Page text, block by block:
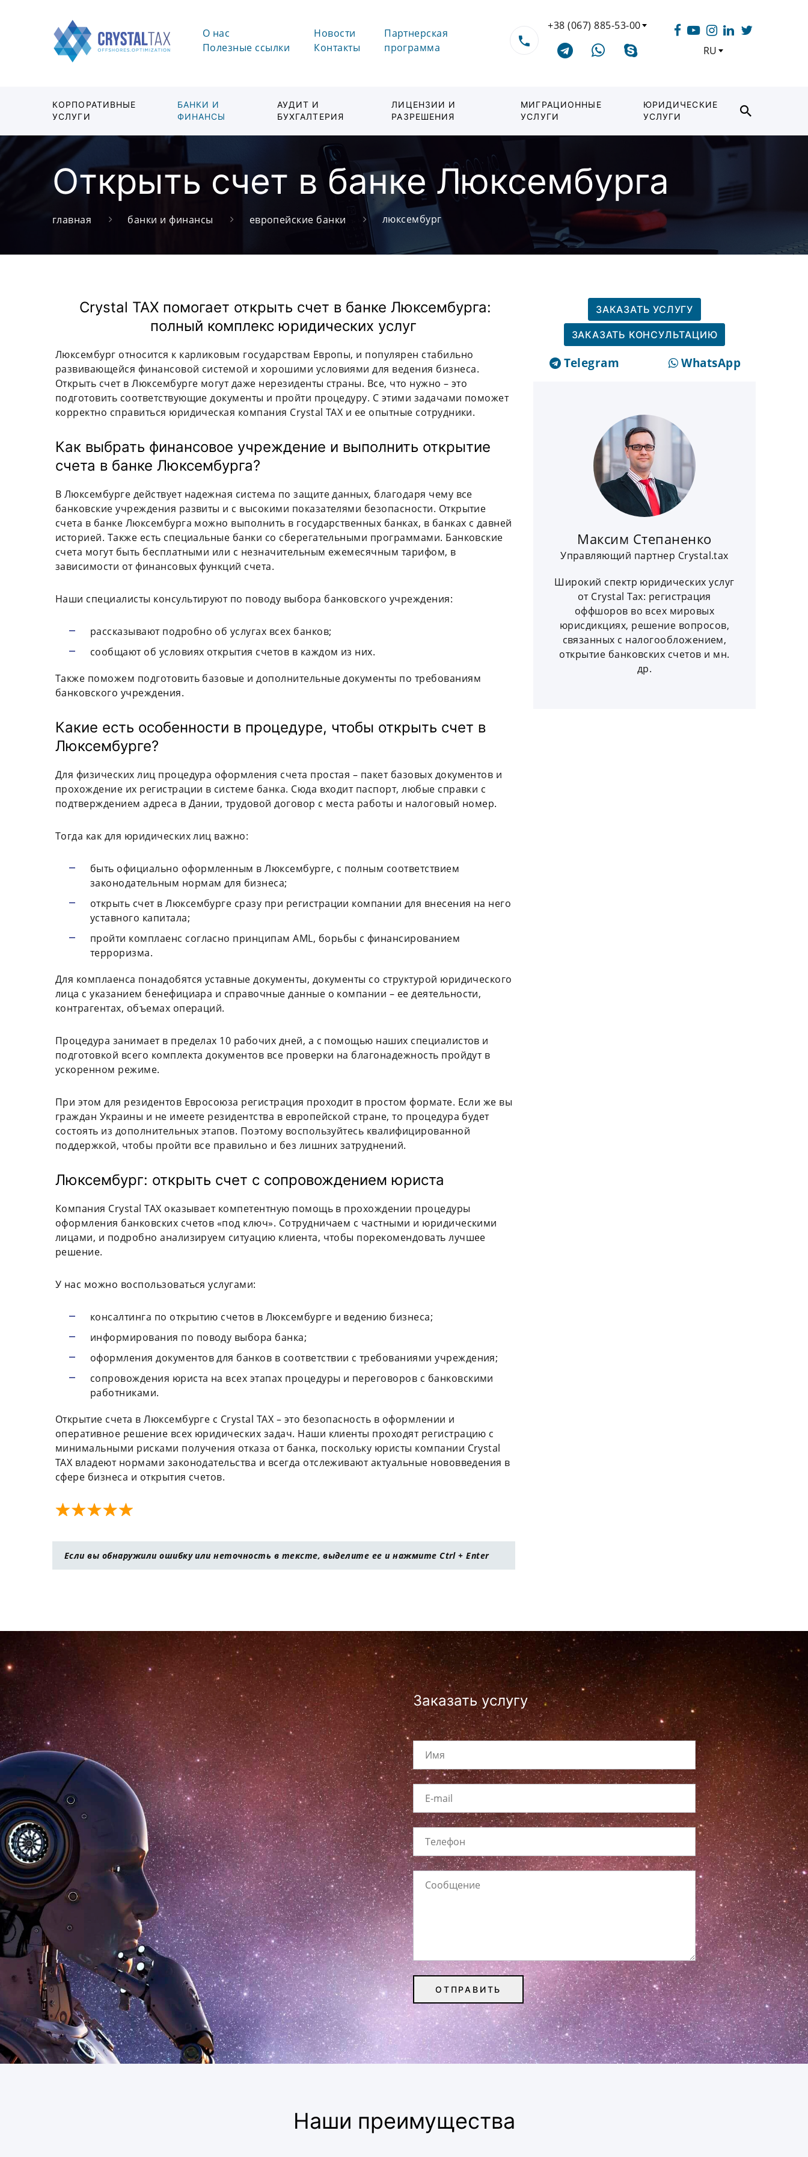
О нас
Полезные ссылки
Новости
Контакты
Партнерская
программа
+38 (067) 885-53-00
RU
КОРПОРАТИВНЫЕ
УСЛУГИ
БАНКИ И
ФИНАНСЫ
АУДИТ И
БУХГАЛТЕРИЯ
ЛИЦЕНЗИИ И
РАЗРЕШЕНИЯ
МИГРАЦИОННЫЕ
УСЛУГИ
ЮРИДИЧЕСКИЕ
УСЛУГИ
Открыть счет в банке Люксембурга
главная банки и финансы европейские банки люксембург
Crystal TAX помогает открыть счет в банке Люксембурга:
полный комплекс юридических услуг
Люксембург относится к карликовым государствам Европы, и популярен стабильно
развивающейся финансовой системой и хорошими условиями для ведения бизнеса.
Открыть счет в Люксембурге могут даже нерезиденты страны. Все, что нужно – это
подготовить соответствующие документы и пройти процедуру. С этими задачами поможет
корректно справиться юридическая компания Crystal TAX и ее опытные сотрудники.
Как выбрать финансовое учреждение и выполнить открытие
счета в банке Люксембурга?
В Люксембурге действует надежная система по защите данных, благодаря чему все
банковские учреждения развиты и с высокими показателями безопасности. Открытие
счета в банке Люксембурга можно выполнить в государственных банках, в банках с давней
историей. Также есть специальные банки со сберегательными программами. Банковские
счета могут быть бесплатными или с незначительным ежемесячным тарифом, в
зависимости от финансовых функций счета.
Наши специалисты консультируют по поводу выбора банковского учреждения:
рассказывают подробно об услугах всех банков;
сообщают об условиях открытия счетов в каждом из них.
Также поможем подготовить базовые и дополнительные документы по требованиям
банковского учреждения.
Какие есть особенности в процедуре, чтобы открыть счет в
Люксембурге?
Для физических лиц процедура оформления счета простая – пакет базовых документов и
прохождение их регистрации в системе банка. Сюда входит паспорт, любые справки с
подтверждением адреса в Дании, трудовой договор с места работы и налоговый номер.
Тогда как для юридических лиц важно:
быть официально оформленным в Люксембурге, с полным соответствием
законодательным нормам для бизнеса;
открыть счет в Люксембурге сразу при регистрации компании для внесения на него
уставного капитала;
пройти комплаенс согласно принципам AML, борьбы с финансированием
терроризма.
Для комплаенса понадобятся уставные документы, документы со структурой юридического
лица с указанием бенефициара и справочные данные о компании – ее деятельности,
контрагентах, объемах операций.
Процедура занимает в пределах 10 рабочих дней, а с помощью наших специалистов и
подготовкой всего комплекта документов все проверки на благонадежность пройдут в
ускоренном режиме.
При этом для резидентов Евросоюза регистрация проходит в простом формате. Если же вы
граждан Украины и не имеете резидентства в европейской стране, то процедура будет
состоять из дополнительных этапов. Поэтому воспользуйтесь квалифицированной
поддержкой, чтобы пройти все правильно и без лишних затруднений.
Люксембург: открыть счет с сопровождением юриста
Компания Crystal TAX оказывает компетентную помощь в прохождении процедуры
оформления банковских счетов «под ключ». Сотрудничаем с частными и юридическими
лицами, и подробно анализируем ситуацию клиента, чтобы порекомендовать лучшее
решение.
У нас можно воспользоваться услугами:
консалтинга по открытию счетов в Люксембурге и ведению бизнеса;
информирования по поводу выбора банка;
оформления документов для банков в соответствии с требованиями учреждения;
сопровождения юриста на всех этапах процедуры и переговоров с банковскими
работниками.
Открытие счета в Люксембурге с Crystal TAX – это безопасность в оформлении и
оперативное решение всех юридических задач. Наши клиенты проходят регистрацию с
минимальными рисками получения отказа от банка, поскольку юристы компании Crystal
TAX владеют нормами законодательства и всегда отслеживают актуальные нововведения в
сфере бизнеса и открытия счетов.
Если вы обнаружили ошибку или неточность в тексте, выделите ее и нажмите Ctrl + Enter
ЗАКАЗАТЬ УСЛУГУ
ЗАКАЗАТЬ КОНСУЛЬТАЦИЮ
Telegram WhatsApp
Максим Степаненко
Управляющий партнер Crystal.tax
Широкий спектр юридических услуг
от Crystal Tax: регистрация
оффшоров во всех мировых
юрисдикциях, решение вопросов,
связанных с налогообложением,
открытие банковских счетов и мн.
др.
Заказать услугу
Наши преимущества